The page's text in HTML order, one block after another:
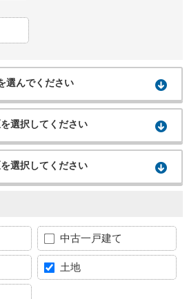
選んでください
選択してください
選択してください
中古一戸建て
土地